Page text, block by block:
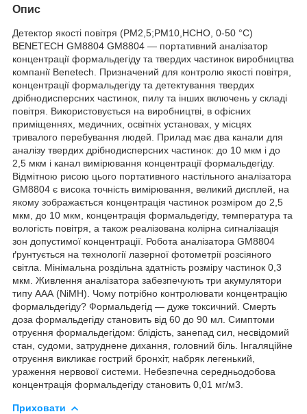
Опис
Детектор якості повітря (PM2,5;PM10,HCHO, 0-50 °C)
BENETECH GM8804 GM8804 — портативний аналізатор
концентрації формальдегіду та твердих частинок виробництва
компанії Benetech. Призначений для контролю якості повітря,
концентрації формальдегіду та детектування твердих
дрібнодисперсних частинок, пилу та інших включень у складі
повітря. Використовується на виробництві, в офісних
приміщеннях, медичних, освітніх установах, у місцях
тривалого перебування людей. Прилад має два канали для
аналізу твердих дрібнодисперсних частинок: до 10 мкм і до
2,5 мкм і канал вимірювання концентрації формальдегіду.
Відмітною рисою цього портативного настільного аналізатора
GM8804 є висока точність вимірювання, великий дисплей, на
якому зображається концентрація частинок розміром до 2,5
мкм, до 10 мкм, концентрація формальдегіду, температура та
вологість повітря, а також реалізована колірна сигналізація
зон допустимої концентрації. Робота аналізатора GM8804
ґрунтується на технології лазерної фотометрії розсіяного
світла. Мінімальна роздільна здатність розміру частинок 0,3
мкм. Живлення аналізатора забезпечують три акумулятори
типу ААА (NiMH). Чому потрібно контролювати концентрацію
формальдегіду? Формальдегід — дуже токсичний. Смерть
доза формальдегіду становить від 60 до 90 мл. Симптоми
отруєння формальдегідом: блідість, занепад сил, несвідомий
стан, судоми, затруднене дихання, головний біль. Інгаляційне
отруєння викликає гострий бронхіт, набряк легенький,
ураження нервової системи. Небезпечна середньодобова
концентрація формальдегіду становить 0,01 мг/м3.
Приховати